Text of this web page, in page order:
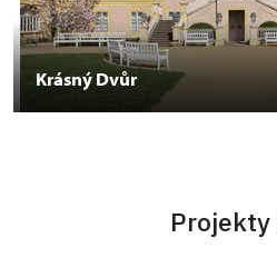
Krásný Dvůr
Projekty